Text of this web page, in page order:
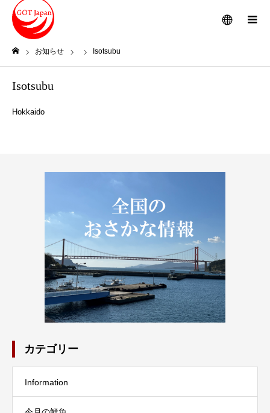
メニュー
お知らせ Isotsubu
Isotsubu
Hokkaido
カテゴリー
Information